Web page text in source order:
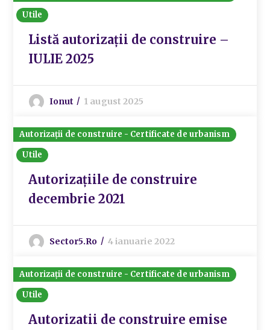
Utile
Listă autorizații de construire –
IULIE 2025
Ionut 1 august 2025
Autorizații de construire - Certificate de urbanism
Utile
Autorizațiile de construire
decembrie 2021
Sector5.ro 4 ianuarie 2022
Autorizații de construire - Certificate de urbanism
Utile
Autorizatii de construire emise